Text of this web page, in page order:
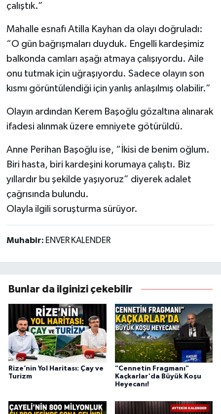
çalıştık.”
Mahalle esnafı Atilla Kayhan da olayı doğruladı:
“O gün bağrışmaları duyduk. Engelli kardeşimiz
balkonda camları aşağı atmaya çalışıyordu. Aile
onu tutmak için uğraşıyordu. Sadece olayın son
kısmı görüntülendiği için yanlış anlaşılmış olabilir.”
Olayın ardından Kerem Başoğlu gözaltına alınarak
ifadesi alınmak üzere emniyete götürüldü.
Anne Perihan Başoğlu ise, “İkisi de benim oğlum.
Biri hasta, biri kardeşini korumaya çalıştı. Biz
yıllardır bu şekilde yaşıyoruz” diyerek adalet
çağrısında bulundu.
Olayla ilgili soruşturma sürüyor.
Muhabir: ENVER KALENDER
Bunlar da ilginizi çekebilir
Rize’nin Yol Haritası: Çay ve
Turizm
"Cennetin Fragmanı"
Kaçkarlar'da Büyük Koşu
Heyecanı!